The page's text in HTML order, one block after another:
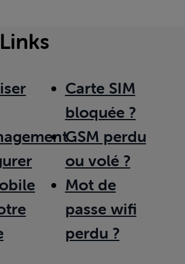
Carte SIM
bloquée ?
GSM perdu
ou volé ?
Mot de
passe wifi
perdu ?